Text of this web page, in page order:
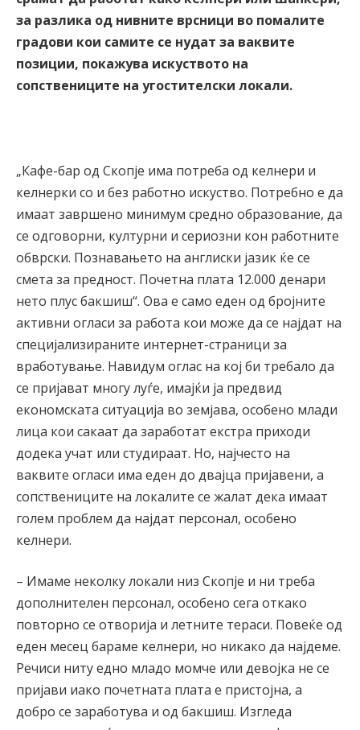
за разлика од нивните врсници во помалите
градови кои самите се нудат за ваквите
позиции, покажува искуството на
сопствениците на угостителски локали.
„Кафе-бар од Скопје има потреба од келнери и
келнерки со и без работно искуство. Потребно е да
имаат завршено минимум средно образование, да
се одговорни, културни и сериозни кон работните
обврски. Познавањето на англиски јазик ќе се
смета за предност. Почетна плата 12.000 денари
нето плус бакшиш“. Ова е само еден од бројните
активни огласи за работа кои може да се најдат на
специјализираните интернет-страници за
вработување. Навидум оглас на кој би требало да
се пријават многу луѓе, имајќи ја предвид
економската ситуација во земјава, особено млади
лица кои сакаат да заработат екстра приходи
додека учат или студираат. Но, најчесто на
ваквите огласи има еден до двајца пријавени, а
сопствениците на локалите се жалат дека имаат
голем проблем да најдат персонал, особено
келнери.
– Имаме неколку локали низ Скопје и ни треба
дополнителен персонал, особено сега откако
повторно се отворија и летните тераси. Повеќе од
еден месец бараме келнери, но никако да најдеме.
Речиси ниту едно младо момче или девојка не се
пријави иако почетната плата е пристојна, а
добро се заработува и од бакшиш. Изгледа